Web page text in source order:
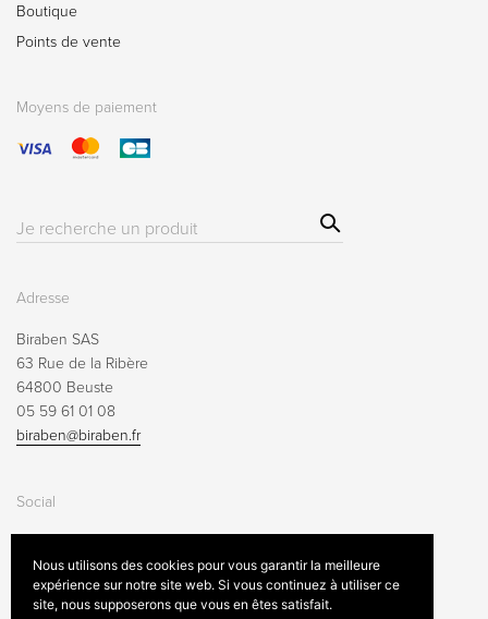
Boutique
Points de vente
Moyens de paiement
Résultat(s)
Sear
ch
Adresse
Biraben SAS
63 Rue de la Ribère
64800 Beuste
05 59 61 01 08
biraben@biraben.fr
Social
Nous utilisons des cookies pour vous garantir la meilleure
expérience sur notre site web. Si vous continuez à utiliser ce
site, nous supposerons que vous en êtes satisfait.